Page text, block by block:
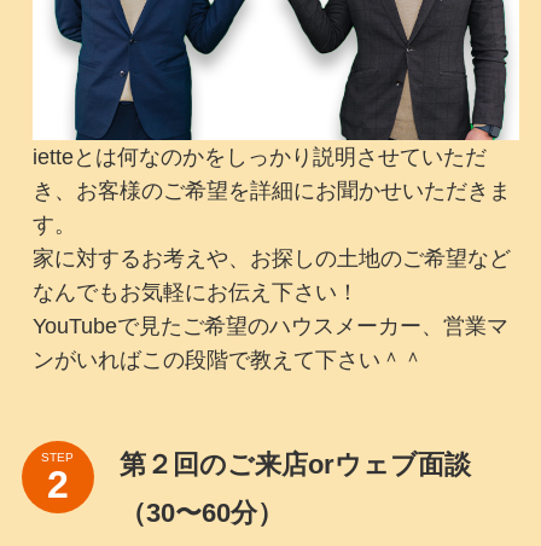
ietteとは何なのかをしっかり説明させていただ
き、お客様のご希望を詳細にお聞かせいただきま
す。
家に対するお考えや、お探しの土地のご希望など
なんでもお気軽にお伝え下さい！
YouTubeで見たご希望のハウスメーカー、営業マ
ンがいればこの段階で教えて下さい＾＾
STEP
第２回のご来店orウェブ面談
（30〜60分）